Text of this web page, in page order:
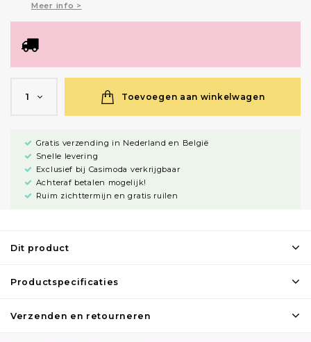
Meer info >
1 Toevoegen aan winkelwagen
Gratis verzending in Nederland en België
Snelle levering
Exclusief bij Casimoda verkrijgbaar
Achteraf betalen mogelijk!
Ruim zichttermijn en gratis ruilen
Dit product
Productspecificaties
Verzenden en retourneren